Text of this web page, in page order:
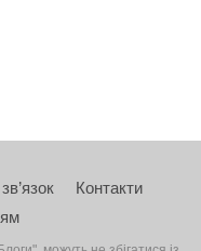
Контакти